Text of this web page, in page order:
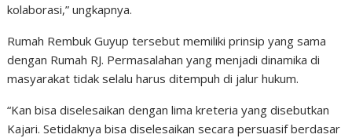
kolaborasi,” ungkapnya.
Rumah Rembuk Guyup tersebut memiliki prinsip yang sama
dengan Rumah RJ. Permasalahan yang menjadi dinamika di
masyarakat tidak selalu harus ditempuh di jalur hukum.
“Kan bisa diselesaikan dengan lima kreteria yang disebutkan
Kajari. Setidaknya bisa diselesaikan secara persuasif berdasar